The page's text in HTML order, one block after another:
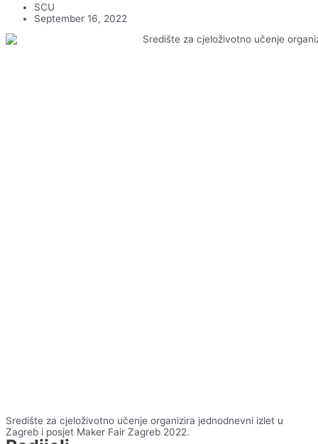
SCU
September 16, 2022
Središte za cjeloživotno učenje organizira jednodnevni izlet u
Zagreb i posjet Maker Fair Zagreb 2022.